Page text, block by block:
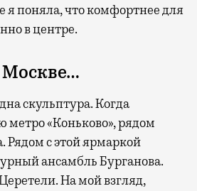
поняла, что комфортнее для
в центре.
скульптура. Когда
метро «Коньково», рядом
Рядом с этой ярмаркой
ансамбль Бурганова.
На мой взгляд,